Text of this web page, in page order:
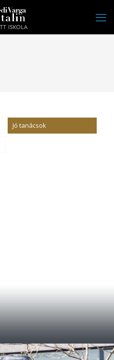
Jó tanácsok